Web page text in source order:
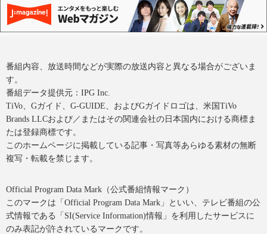
番組内容、放送時間などが実際の放送内容と異なる場合がございま
す。
番組データ提供元：IPG Inc.
TiVo、Gガイド、G-GUIDE、およびGガイドロゴは、米国TiVo
Brands LLCおよび／またはその関連会社の日本国内における商標ま
たは登録商標です。
このホームページに掲載している記事・写真等あらゆる素材の無断
複写・転載を禁じます。
Official Program Data Mark（公式番組情報マーク）
このマークは「Official Program Data Mark」といい、テレビ番組の公
式情報である「SI(Service Information)情報」を利用したサービスに
のみ表記が許されているマークです。